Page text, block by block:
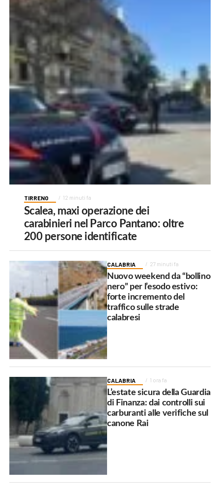
TIRRENO 12 minuti fa
Scalea, maxi operazione dei
carabinieri nel Parco Pantano: oltre
200 persone identificate
CALABRIA 27 minuti fa
Nuovo weekend da “bollino
nero” per l’esodo estivo:
forte incremento del
traffico sulle strade
calabresi
CALABRIA 1 ora fa
L’estate sicura della Guardia
di Finanza: dai controlli sui
carburanti alle verifiche sul
canone Rai